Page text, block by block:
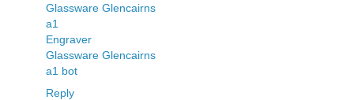
Glassware Glencairns
a1
Engraver
Glassware Glencairns
a1 bot
Reply